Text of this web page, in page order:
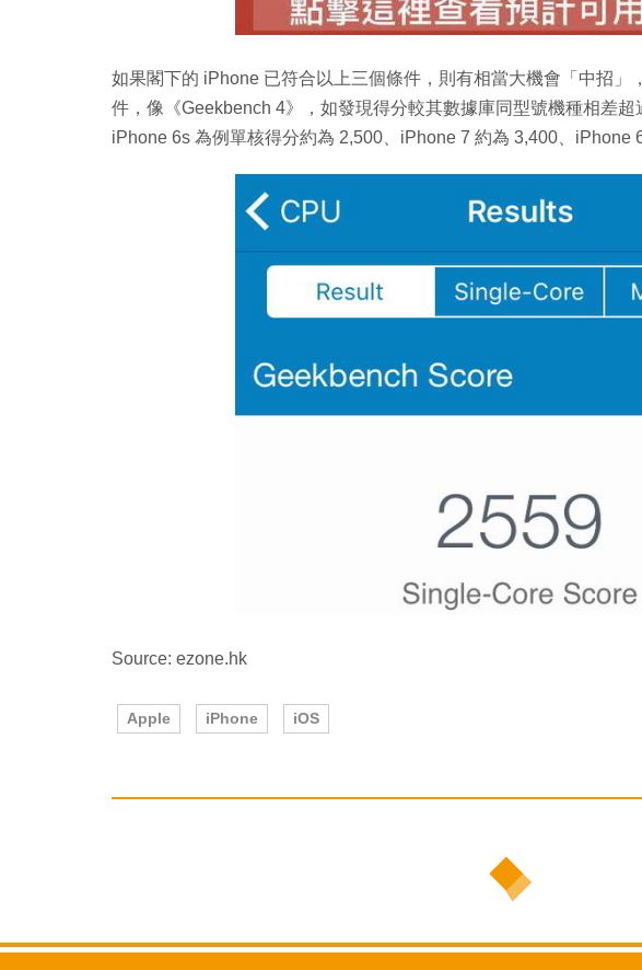
如果閣下的 iPhone 已符合以上三個條件，則有相當大機會「中招」
件，像《Geekbench 4》，如發現得分較其數據庫同型號機種相差
iPhone 6s 為例單核得分約為 2,500、iPhone 7 約為 3,400、iPhone 6
Source: ezone.hk
Apple iPhone iOS